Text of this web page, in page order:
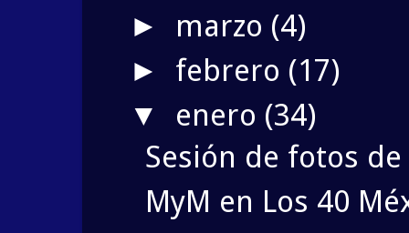
► marzo (4)
► febrero (17)
▼ enero (34)
Sesión de fotos
MyM en Los 40